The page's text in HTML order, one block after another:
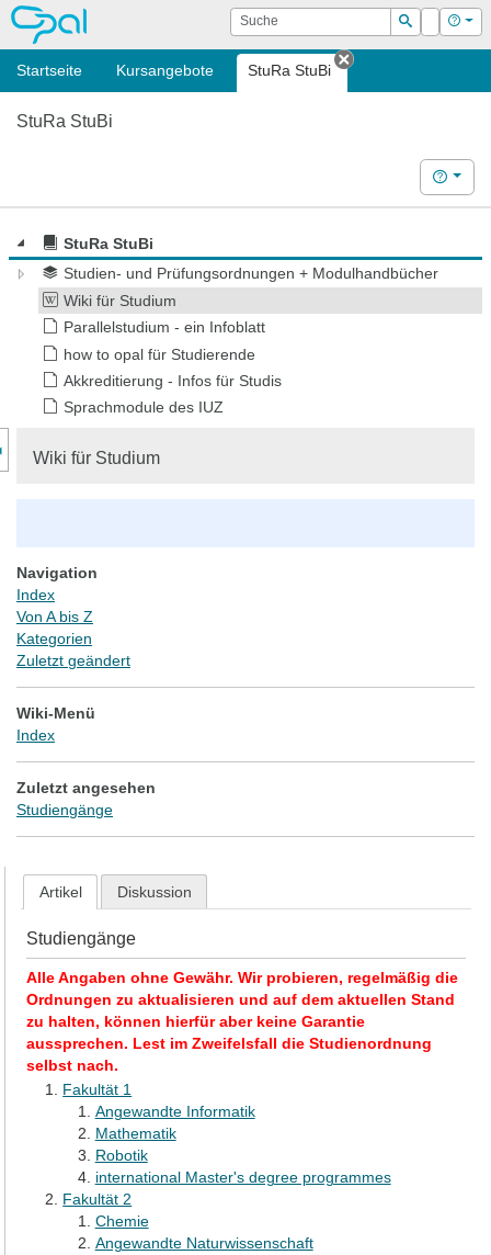
OPAL Suche
Suchen
Login Hilfe
Startseite Kursangebote StuRa StuBi
Tab schließen
StuRa StuBi
Hilfe
StuRa StuBi
Studien- und Prüfungsordnungen + Modulhandbücher
Wiki für Studium
Parallelstudium - ein Infoblatt
how to opal für Studierende
Akkreditierung - Infos für Studis
Sprachmodule des IUZ
des Kursmenüs
Wiki für Studium
Navigation
Index
Von A bis Z
Kategorien
Zuletzt geändert
Wiki-Menü
Index
Zuletzt angesehen
Studiengänge
Artikel Diskussion
Studiengänge
Alle Angaben ohne Gewähr. Wir probieren, regelmäßig die
Ordnungen zu aktualisieren und auf dem aktuellen Stand
zu halten, können hierfür aber keine Garantie
aussprechen. Lest im Zweifelsfall die Studienordnung
selbst nach.
Fakultät 1
Angewandte Informatik
Mathematik
Robotik
international Master's degree programmes
Fakultät 2
Chemie
Angewandte Naturwissenschaft